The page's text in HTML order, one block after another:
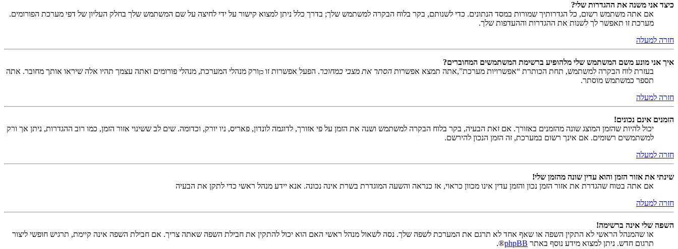
כיצד אני משנה את ההגדרות שלי?
אם אתה משתמש רשום, כל הגדרותיך שמורות במסד הנתונים. כדי לשנותם, בקר בלוח הבקרה למשתמש שלך; בדרך כלל ניתן למצוא קישור על ידי לחיצה על שם המשתמש שלך בחלק העליון של דפי מערכת הפורומים.
מערכת זו תאפשר לך לשנות את ההגדרות וההעדפות שלך.
חזרה למעלה
איך אני מונע משם המשתמש שלי מלהופיע ברשימת המשתמשים המחוברים?
בעזרת לוח הבקרה למשתמש, תחת הכותרת “אפשרויות מערכת”,אתה תמצא אפשרות הסתר את מצבי כמחובר. הפעל אפשרות זו כןורק מנהלי המערכת, מנהלי פורומים ואתה עצמך תהיו אלה שיראו אותך מחובר. אתה
תספר כמשתמש מוסתר.
חזרה למעלה
הזמנים אינם נכונים!
יכול להיות שהזמן המוצג שונה מהזמנים באזורך. אם זאת הבעיה, בקר בלוח הבקרה למשתמש ושנה את הזמן על פי אזורך, לדוגמה לונדון, פאריס, ניו יורק, וכדומה. שים לב ששינוי אזור הזמן, כמו רוב ההגדרות, ניתן אך ורק
למשתמשים רשומים. אם אינך רשום במערכת, זה הזמן הנכון להירשם.
חזרה למעלה
שינתי את אזור הזמן והוא עדין שונה מהזמן שלי!
אם אתה בטוח שהגדרת את אזור הזמן נכון והזמן עדין אינו מכוון כראוי, אז כנראה והשעה המוגדרת בשרת אינה נכונה. אנא יידע מנהל ראשי כדי לתקן את הבעיה
חזרה למעלה
השפה שלי אינה ברשימה!
או שהמנהל הראשי לא התקין השפה או שאף אחד לא תרגם את המערכת לשפה שלך. נסה לשאול מנהל ראשי האם הוא יכול להתקין את חבילת השפה שאתה צריך. אם חבילת השפה אינה קיימת, תרגיש חופשי ליצור
תרגום חדש. ניתן למצוא מידע נוסף באתר phpBB
®.